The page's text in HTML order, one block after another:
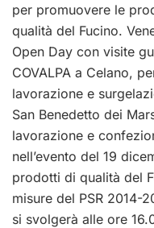
per promuovere le
qualità del Fucino.
Open Day con visite
COVALPA a Celano,
lavorazione e
San Benedetto dei
lavorazione e
nell’evento del 19
prodotti di qualità del
misure del PSR 2014-
si svolgerà alle ore